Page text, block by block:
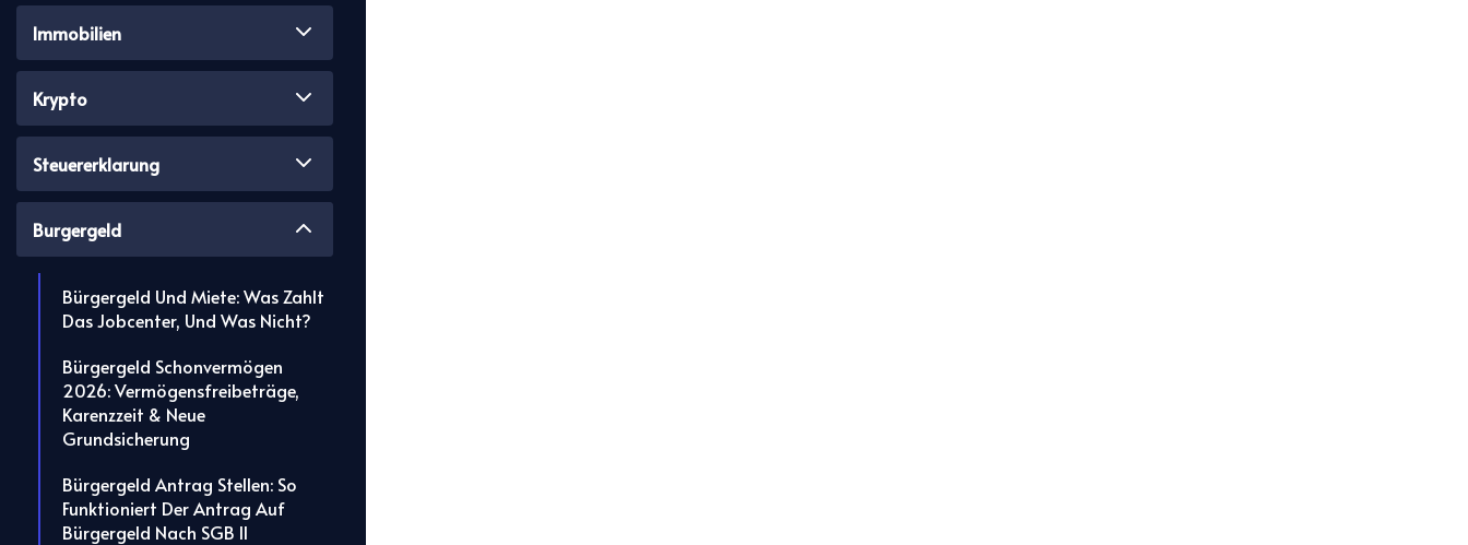
Immobilien
Krypto
Steuererklarung
Burgergeld
Bürgergeld Und Miete: Was Zahlt
Das Jobcenter, Und Was Nicht?
Bürgergeld Schonvermögen
2026: Vermögensfreibeträge,
Karenzzeit & Neue
Grundsicherung
Bürgergeld Antrag Stellen: So
Funktioniert Der Antrag Auf
Bürgergeld Nach SGB II